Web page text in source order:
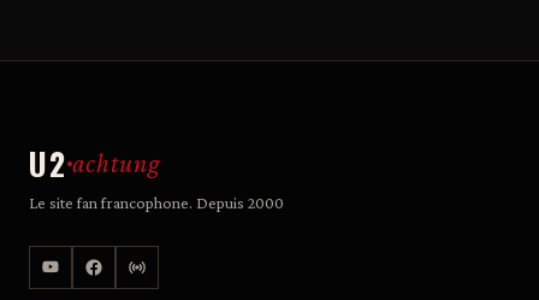
U2 achtung
Le site fan francophone. Depuis 2000